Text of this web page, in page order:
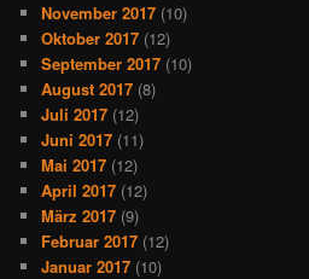
November 2017 (10)
Oktober 2017 (12)
September 2017 (10)
August 2017 (8)
Juli 2017 (12)
Juni 2017 (11)
Mai 2017 (12)
April 2017 (12)
März 2017 (9)
Februar 2017 (12)
Januar 2017 (10)